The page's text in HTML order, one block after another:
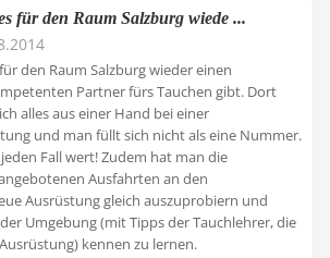
für den Raum Salzburg wiede ...
den Raum Salzburg wieder einen
Partner fürs Tauchen gibt. Dort
alles aus einer Hand bei einer
und man füllt sich nicht als eine Nummer.
Fall wert! Zudem hat man die
Ausfahrten an den
Ausrüstung gleich auszuprobiern und
Umgebung (mit Tipps der Tauchlehrer, die
kennen zu lernen.